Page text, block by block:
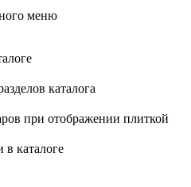
меню
каталога
при отображении плиткой
каталоге